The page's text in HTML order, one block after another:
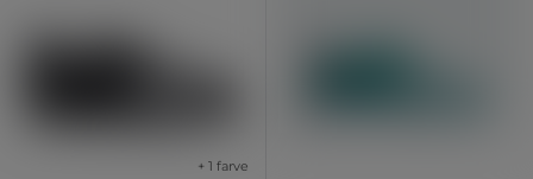
+ 1 farve